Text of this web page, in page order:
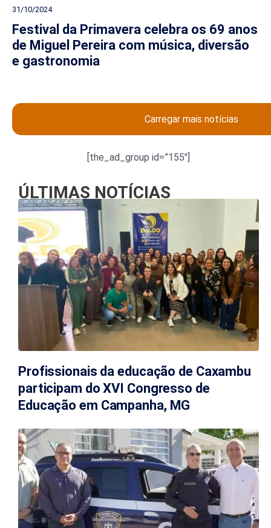
31/10/2024
Festival da Primavera celebra os 69 anos
de Miguel Pereira com música, diversão
e gastronomia
Carregar mais notícias
[the_ad_group id=”155″]
ÚLTIMAS NOTÍCIAS
Profissionais da educação de Caxambu
participam do XVI Congresso de
Educação em Campanha, MG